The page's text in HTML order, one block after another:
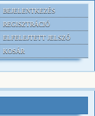
BEJELENTKEZÉS
REGISZTRÁCIÓ
ELFELEJTETT JELSZÓ
KOSÁR